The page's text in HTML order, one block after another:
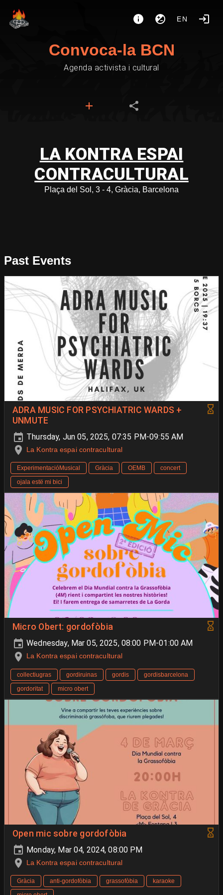
EN
Convoca-la BCN
Agenda activista i cultural
LA KONTRA ESPAI
CONTRACULTURAL
Plaça del Sol, 3 - 4, Gràcia, Barcelona
Past Events
ADRA MUSIC FOR PSYCHIATRIC WARDS +
UNMUTE
Thursday, Jun 05, 2025, 07:35 PM-09:55 AM
La Kontra espai contracultural
ExperimentacióMusical Gràcia OEMB
concert
ojala estë mi bici
Micro Obert: gordofòbia
Wednesday, Mar 05, 2025, 08:00 PM-01:00 AM
La Kontra espai contracultural
collectiugras gordiruinas gordis
gordisbarcelona
gordoritat
micro obert
Open mic sobre gordofòbia
Monday, Mar 04, 2024, 08:00 PM
La Kontra espai contracultural
Gràcia anti-gordofòbia grassofòbia
karaoke